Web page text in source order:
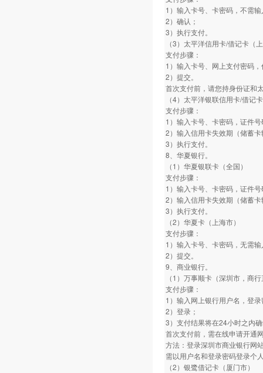
1）输入卡号、卡密码，不需
2）确认；
3）执行支付。
（3）太平洋信用卡/借记卡（
支付步骤：
1）输入卡号、网上支付密码
2）提交。
首次支付前，请您持身份证和
（4）太平洋银联信用卡/借记
支付步骤：
1）输入卡号、卡密码，证件
2）输入信用卡失效期（储蓄
3）执行支付。
8、华夏银行。
（1）华夏银联卡（全国）
支付步骤：
1）输入卡号、卡密码，证件
2）输入信用卡失效期（储蓄
3）执行支付。
（2）华夏卡（上海市）
支付步骤：
1）输入卡号、卡密码，无需
2）提交。
9、商业银行。
（1）万事顺卡（深圳市，商
支付步骤：
1）输入网上银行用户名，登
2）登录；
3）支付结果将在24小时之内
首次支付前，需在线申请开通
方法：登录深圳市商业银行网
需以用户名和登录密码登录个
（2）银鹭借记卡（厦门市）